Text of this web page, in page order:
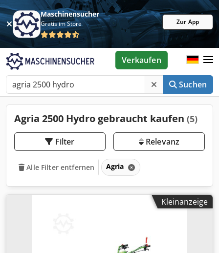
Maschinensucher
Gratis im Store Zur App
Suchen
Verkaufen
Agria 2500 Hydro gebraucht kaufen (5)
Filter Relevanz
Alle Filter entfernen Agria
Kleinanzeige